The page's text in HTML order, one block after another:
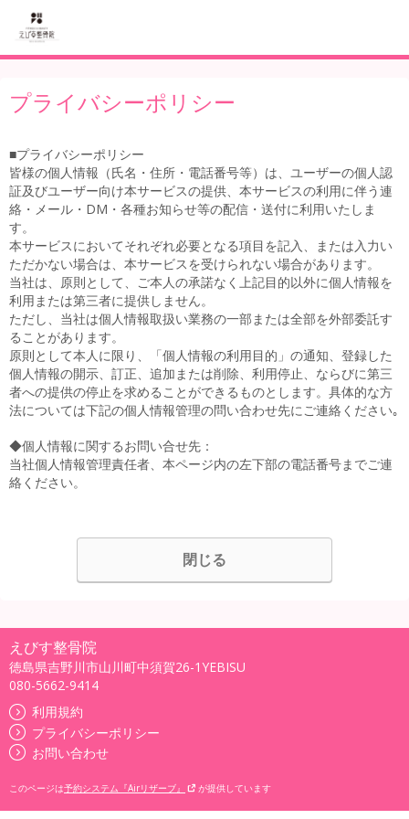
プライバシーポリシー
■プライバシーポリシー
皆様の個人情報（氏名・住所・電話番号等）は、ユーザーの個人認
証及びユーザー向け本サービスの提供、本サービスの利用に伴う連
絡・メール・DM・各種お知らせ等の配信・送付に利用いたしま
す。
本サービスにおいてそれぞれ必要となる項目を記入、または入力い
ただかない場合は、本サービスを受けられない場合があります。
当社は、原則として、ご本人の承諾なく上記目的以外に個人情報を
利用または第三者に提供しません。
ただし、当社は個人情報取扱い業務の一部または全部を外部委託す
ることがあります。
原則として本人に限り、「個人情報の利用目的」の通知、登録した
個人情報の開示、訂正、追加または削除、利用停止、ならびに第三
者への提供の停止を求めることができるものとします。具体的な方
法については下記の個人情報管理の問い合わせ先にご連絡ください｡
◆個人情報に関するお問い合せ先：
当社個人情報管理責任者、本ページ内の左下部の電話番号までご連
絡ください。
閉じる
えびす整骨院
徳島県吉野川市山川町中須賀26-1YEBISU
080-5662-9414
利用規約
プライバシーポリシー
お問い合わせ
このページは予約システム『Airリザーブ』 が提供しています